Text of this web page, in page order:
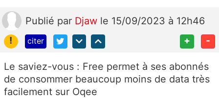
Publié par Djaw le 15/09/2023 à 12h46
!
citer + -
Le saviez-vous : Free permet à ses abonnés
de consommer beaucoup moins de data très
facilement sur Oqee